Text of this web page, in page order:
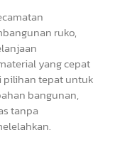
ruko,
yang cepat
pilihan tepat untuk
bangunan,
tanpa